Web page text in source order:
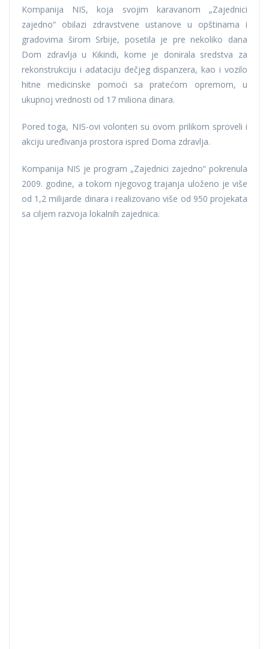
Kompanija NIS, koja svojim karavanom „Zajednici
zajedno“ obilazi zdravstvene ustanove u opštinama i
gradovima širom Srbije, posetila je pre nekoliko dana
Dom zdravlja u Kikindi, kome je donirala sredstva za
rekonstrukciju i adataciju dečjeg dispanzera, kao i vozilo
hitne medicinske pomoći sa pratećom opremom, u
ukupnoj vrednosti od 17 miliona dinara.
Pored toga, NIS-ovi volonteri su ovom prilikom sproveli i
akciju uređivanja prostora ispred Doma zdravlja.
Kompanija NIS je program „Zajednici zajedno“ pokrenula
2009. godine, a tokom njegovog trajanja uloženo je više
od 1,2 milijarde dinara i realizovano više od 950 projekata
sa ciljem razvoja lokalnih zajednica.